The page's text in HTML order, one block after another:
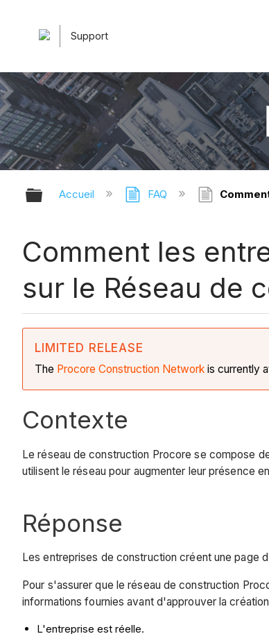
Support
Développer/réduire la
Accueil FAQ
Comment les
sur le Réseau de
LIMITED RELEASE
The Procore Construction Network is currently
Contexte
Le réseau de construction Procore se compose
utilisent le réseau pour augmenter leur présence
Réponse
Les entreprises de construction créent une page
Pour s'assurer que le réseau de construction
informations fournies avant d'approuver la
L'entreprise est réelle.